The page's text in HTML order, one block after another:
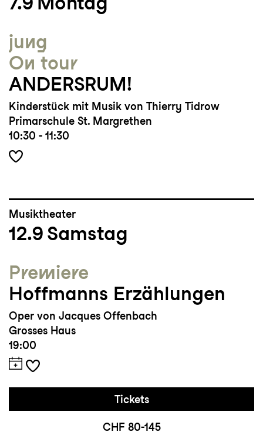
Winterthur, als Regisseurin für Bühne
Mammern, Kammerorchester Basel u.a., als
Workshopleiterin für den Verein
Kulturkosmonauten u.a.
Arbeitet oft und gerne inklusiv.
jung
On tour
ANDERSRUM!
Kinderstück mit Musik von Thierry Tidrow
Primarschule St. Margrethen
10:30 - 11:30
Musiktheater
12.9 Samstag
Premiere
Hoffmanns Erzählungen
Oper von Jacques Offenbach
Grosses Haus
19:00
Tickets
CHF 80-145